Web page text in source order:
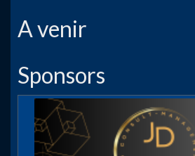
A venir
Sponsors